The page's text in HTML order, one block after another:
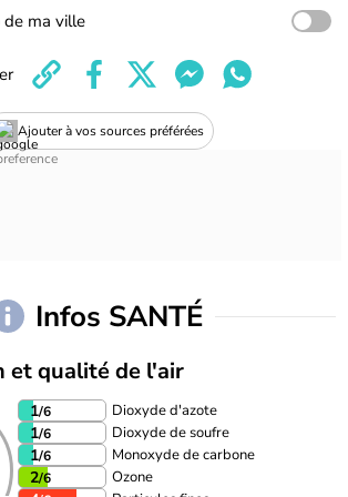
de ma ville
Ajouter à vos sources préférées
Infos SANTÉ
et qualité de l'air
1/6 Dioxyde d'azote
1/6 Dioxyde de soufre
1/6 Monoxyde de carbone
2/6 Ozone